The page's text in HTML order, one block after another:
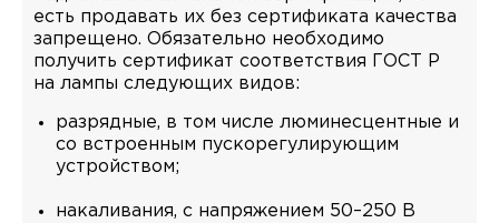
есть продавать их без сертификата качества
запрещено. Обязательно необходимо
получить сертификат соответствия ГОСТ Р
на лампы следующих видов:
разрядные, в том числе люминесцентные и
со встроенным пускорегулирующим
устройством;
накаливания, с напряжением 50–250 В